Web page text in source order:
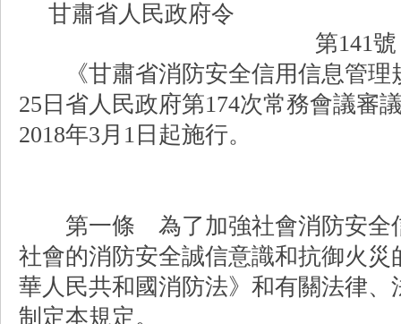
甘肅省人民政府令
第141號
《甘肅省消防安全信用信息管理
25日省人民政府第174次常務會議審
2018年3月1日起施行。
第一條 為了加強社會消防安全
社會的消防安全誠信意識和抗御火
華人民共和國消防法》和有關法律
制定本規定。